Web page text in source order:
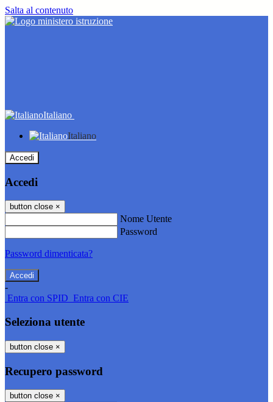
Salta al contenuto
Italiano
Italiano
Accedi
Accedi
button close ×
Nome Utente
Password
Password dimenticata?
-
Entra con SPID Entra con CIE
Seleziona utente
button close ×
Recupero password
button close ×